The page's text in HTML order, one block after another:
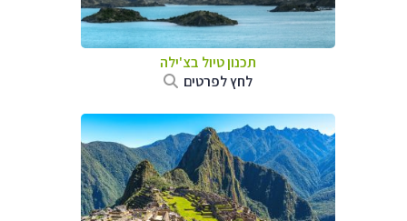
תכנון טיול בצ'ילה
לחץ לפרטים